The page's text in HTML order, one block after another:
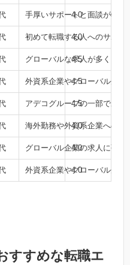
手厚いサポートと面談が特徴
4.0
初めて転職する人へのサポ
4.0
グローバルな求人が多く、特
4.5
外資系企業やグローバル企業
4.5
アデコグループの一部であ
4.5
海外勤務や外資系企業への転
4.0
グローバル企業の求人に強
4.0
外資系企業やグローバル企業
4.0
すすめな転職エ